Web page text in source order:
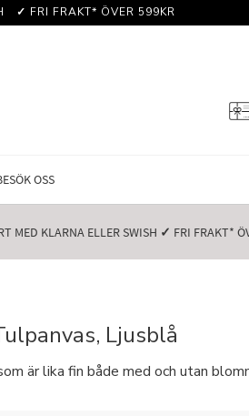
✓ FRI FRAKT* ÖVER 599KR️
OSS
MED KLARNA ELLER SWISH️ ✓ FRI FRAKT*
Ljusblå
är lika fin både med och utan